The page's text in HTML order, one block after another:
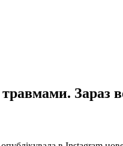
Зараз